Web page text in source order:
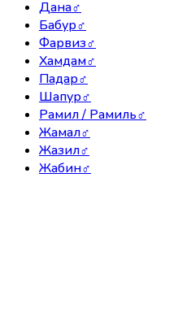
Дана♂
Бабур♂
Фарвиз♂
Хамдам♂
Падар♂
Шапур♂
Рамил / Рамиль♂
Жамал♂
Жазил♂
Жабин♂